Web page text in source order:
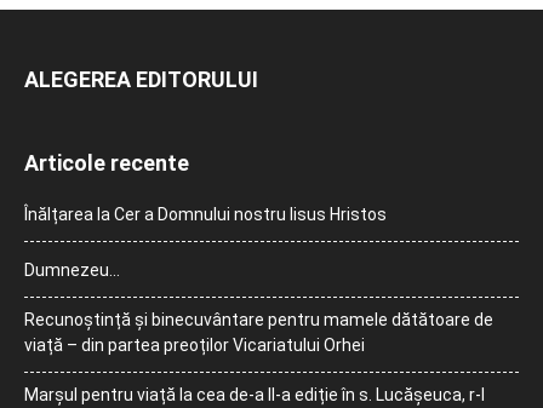
ALEGEREA EDITORULUI
Articole recente
Înălțarea la Cer a Domnului nostru Iisus Hristos
Dumnezeu…
Recunoștință și binecuvântare pentru mamele dătătoare de
viață – din partea preoților Vicariatului Orhei
Marșul pentru viață la cea de-a II-a ediție în s. Lucășeuca, r-l